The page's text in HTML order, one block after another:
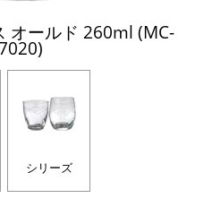
オールド 260ml (MC-
シリーズ